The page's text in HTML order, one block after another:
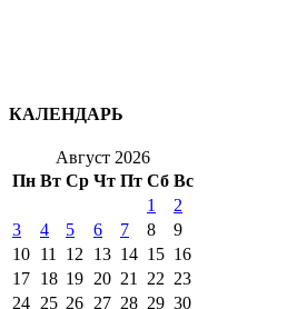
КАЛЕНДАРЬ
Август 2026
Пн Вт Ср Чт Пт Сб Вс
1
2
3
4 5 6 7 8
9
10 11 12 13 14 15 16
17 18 19 20 21 22 23
24 25 26 27 28 29 30